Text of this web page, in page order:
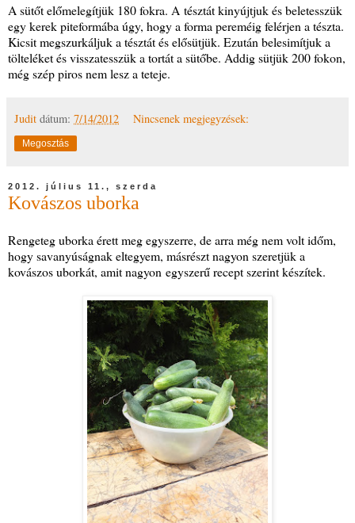
A sütőt előmelegítjük 180 fokra. A tésztát kinyújtjuk és beletesszük
egy kerek piteformába úgy, hogy a forma pereméig felérjen a tészta.
Kicsit megszurkáljuk a tésztát és elősütjük. Ezután belesimítjuk a
tölteléket és visszatesszük a tortát a sütőbe. Addig sütjük 200 fokon,
még szép piros nem lesz a teteje.
Judit dátum: 7/14/2012 Nincsenek megjegyzések:
Megosztás
2012. július 11., szerda
Kovászos uborka
Rengeteg uborka érett meg egyszerre, de arra még nem volt időm,
hogy savanyúságnak eltegyem, másrészt nagyon szeretjük a
kovászos uborkát, amit nagyon egyszerű recept szerint készítek.